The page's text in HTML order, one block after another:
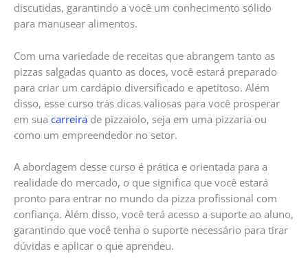
discutidas, garantindo a você um conhecimento sólido
para manusear alimentos.
Com uma variedade de receitas que abrangem tanto as
pizzas salgadas quanto as doces, você estará preparado
para criar um cardápio diversificado e apetitoso. Além
disso, esse curso trás dicas valiosas para você prosperar
em sua carreira de pizzaiolo, seja em uma pizzaria ou
como um empreendedor no setor.
A abordagem desse curso é prática e orientada para a
realidade do mercado, o que significa que você estará
pronto para entrar no mundo da pizza profissional com
confiança. Além disso, você terá acesso a suporte ao aluno,
garantindo que você tenha o suporte necessário para tirar
dúvidas e aplicar o que aprendeu.